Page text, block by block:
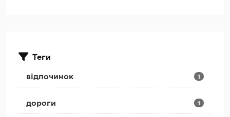
Теги
відпочинок 1
дороги 1